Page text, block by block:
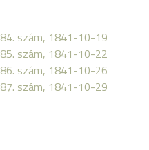
84. szám, 1841-10-19
85. szám, 1841-10-22
86. szám, 1841-10-26
87. szám, 1841-10-29